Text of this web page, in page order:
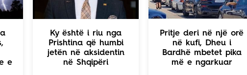
e
Ky është i riu nga
Prishtina që humbi
jetën në aksidentin
në Shqipëri
Pritje deri në një orë
në kufi, Dheu i
Bardhë mbetet pika
më e ngarkuar